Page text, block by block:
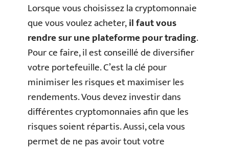
Lorsque vous choisissez la cryptomonnaie
que vous voulez acheter,il faut vous
rendre sur une plateforme pour trading.
Pour ce faire, il est conseillé de diversifier
votre portefeuille. C’est la clé pour
minimiser les risques et maximiser les
rendements. Vous devez investir dans
différentes cryptomonnaies afin que les
risques soient répartis. Aussi, cela vous
permet de ne pas avoir tout votre